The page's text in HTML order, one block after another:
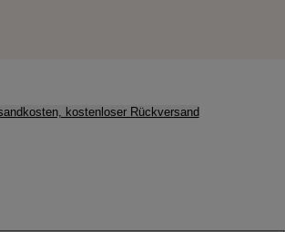
kostenloser Rückversand